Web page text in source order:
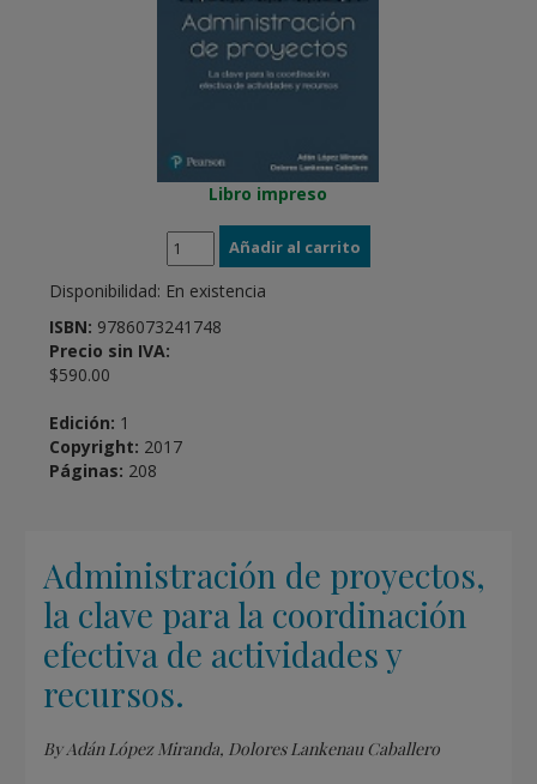
Libro impreso
Disponibilidad: En existencia
ISBN: 9786073241748
Precio sin IVA:
$590.00
Edición: 1
Copyright: 2017
Páginas: 208
Administración de proyectos,
la clave para la coordinación
efectiva de actividades y
recursos.
By Adán López Miranda, Dolores Lankenau Caballero